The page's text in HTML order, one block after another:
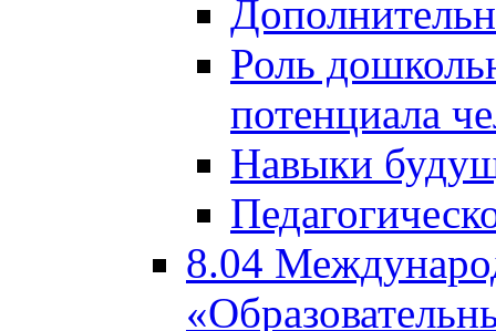
Роль
потенциала
Навыки
8.04